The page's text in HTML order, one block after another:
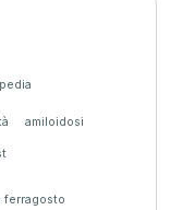
amiloidosi
ferragosto